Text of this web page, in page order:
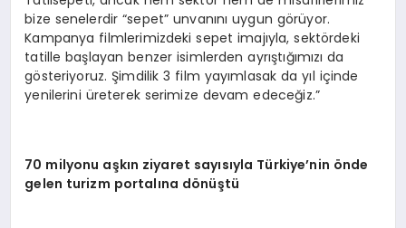
bize senelerdir “sepet” unvanını uygun görüyor.
Kampanya filmlerimizdeki sepet imajıyla, sektördeki
tatille başlayan benzer isimlerden ayrıştığımızı da
gösteriyoruz. Şimdilik 3 film yayımlasak da yıl içinde
yenilerini üreterek serimize devam edeceğiz.”
70 milyonu aşkın ziyaret sayısıyla Türkiye’nin önde
gelen turizm portalına dönüştü